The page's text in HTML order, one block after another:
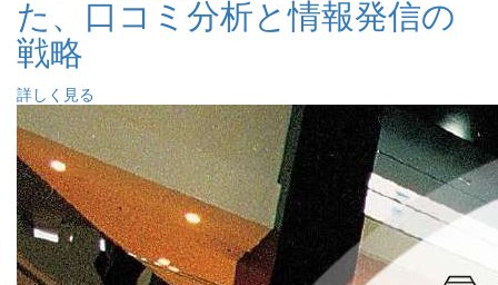
た、口コミ分析と情報発信の
戦略
詳しく見る